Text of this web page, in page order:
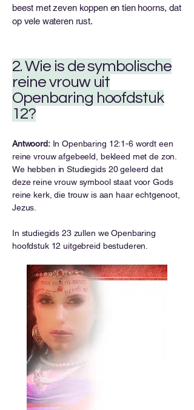
beest met zeven koppen en tien hoorns, dat
op vele wateren rust.
2. Wie is de symbolische
reine vrouw uit
Openbaring hoofdstuk
12?
Antwoord:In Openbaring 12:1-6 wordt een
reine vrouw afgebeeld, bekleed met de zon.
We hebben in Studiegids 20 geleerd dat
deze reine vrouw symbool staat voor Gods
reine kerk, die trouw is aan haar echtgenoot,
Jezus.
In studiegids 23 zullen we Openbaring
hoofdstuk 12 uitgebreid bestuderen.